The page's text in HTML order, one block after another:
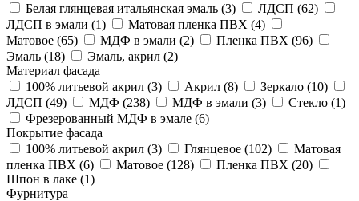
Белая глянцевая итальянская эмаль (3) ЛДСП (62)
ЛДСП в эмали (1) Матовая пленка ПВХ (4)
Матовое (65) МДФ в эмали (2) Пленка ПВХ (96)
Эмаль (18) Эмаль, акрил (2)
Материал фасада
100% литьевой акрил (3) Акрил (8) Зеркало (10)
ЛДСП (49) МДФ (238) МДФ в эмали (3) Стекло (1)
Фрезерованный МДФ в эмале (6)
Покрытие фасада
100% литьевой акрил (3) Глянцевое (102)
Матовая
пленка ПВХ (6) Матовое (128) Пленка ПВХ (20)
Шпон в лаке (1)
Фурнитура